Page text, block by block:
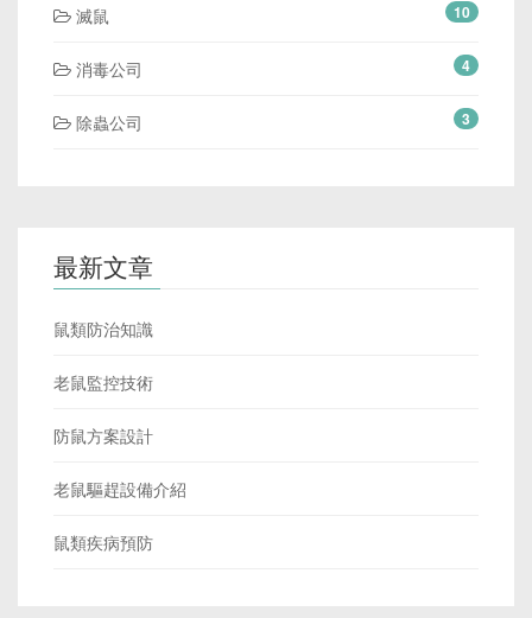
滅鼠 10
消毒公司 4
除蟲公司 3
最新文章
鼠類防治知識
老鼠監控技術
防鼠方案設計
老鼠驅趕設備介紹
鼠類疾病預防